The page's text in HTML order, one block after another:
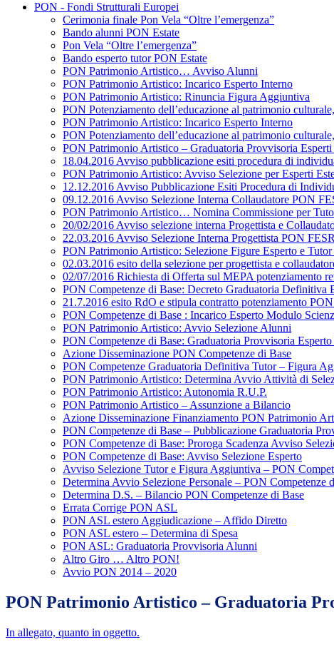
PON - Fondi Strutturali Europei
Cerimonia finale Pon Vela “Oltre l’emergenza”
Bando alunni PON Estate
Pon Vela “Oltre l’emergenza”
Bando esperto tutor PON Estate
PON Patrimonio Artistico… Avviso Alunni
PON Patrimonio Artistico: Incarico Esperto Interno
PON Patrimonio Artistico: Rinuncia Figura Aggiuntiva
PON Potenziamento dell’educazione al patrimonio
PON Patrimonio Artistico: Incarico Esperto Interno
PON Potenziamento dell’educazione al patrimonio
PON Patrimonio Artistico – Graduatoria Provvisoria
18.04.2016 Avviso pubblicazione esiti procedura di
PON Patrimonio Artistico: Avviso Selezione per Esperti
12.12.2016 Avviso Pubblicazione Esiti Procedura di
09.12.2016 Avviso Selezione Interna Collaudatore PON
PON Patrimonio Artistico… Nomina Commissione per
20/02/2016 Avviso selezione interna Progettista e
22.03.2016 Avviso Selezione Interna Progettista PON
PON Patrimonio Artistico: Selezione Figure Esperto e
02.03.2016 esito della selezione per progettista e
02/07/2016 Richiesta di Offerta sul MEPA potenziamento
PON Competenze di Base: Decreto Graduatoria Definitiva
21.7.2016 esito RdO e stipula contratto potenziamento
PON Competenze di Base : Incarico Esperto Modulo
PON Patrimonio Artistico: Avvio Selezione Alunni
PON Competenze di Base: Graduatoria Provvisoria
Azione Disseminazione PON Competenze di Base
PON Competenze Graduatoria Definitiva Tutor – Figura
PON Patrimonio Artistico: Determina Avvio Attività di
PON Patrimonio Artistico: Autonomia R.U.P.
PON Patrimonio Artistico – Assunzione a Bilancio
Azione Disseminazione Finanziamento PON Patrimonio
PON Competenze di Base – Pubblicazione Graduatoria
PON Competenze di Base: Proroga Scadenza Avviso
PON Competenze di Base: Avviso Selezione Esperto
Avviso Selezione Tutor e Figura Aggiuntiva – PON
Determina Avvio Selezione Personale – PON Competenze
Determina D.S. – Bilancio PON Competenze di Base
Errata Corrige PON ASL
PON ASL estero Aggiudicazione – Affido Diretto
PON ASL estero – Determina di Spesa
PON ASL: Graduatoria Provvisoria Alunni
Altro Giro … Altro PON!
Avvio PON 2014 – 2020
PON Patrimonio Artistico – Graduatoria
In allegato, quanto in oggetto.